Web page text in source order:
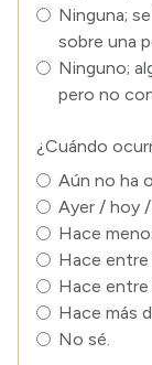
Ninguna;
sobre una
Ninguno;
pero no
¿Cuándo
Aún no ha
Ayer / hoy
Hace
Hace entre
Hace entre
Hace más
No sé.